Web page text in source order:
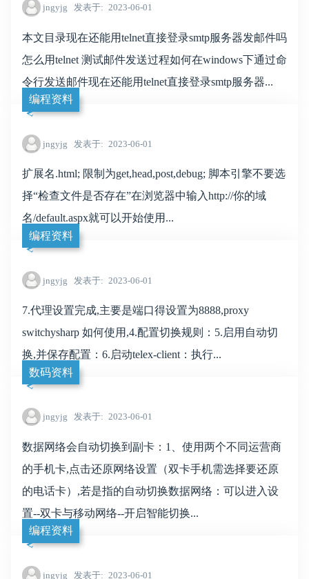
jngyjg 发表于 2023-06-01
本文目录现在还能用telnet直接登录smtp服务器发邮件吗
怎么用telnet 测试邮件发送过程如何在windows下通过命
令行发送邮件现在还能用telnet直接登录smtp服务器...
编程资料
jngyjg 发表于 2023-06-01
扩展名.html; 限制为get,head,post,debug; 脚本引擎不要选
择“检查文件是否存在”在浏览器中输入http://你的域
名/default.aspx就可以开始使用...
编程资料
jngyjg 发表于 2023-06-01
7.代理设置完成,主要是端口得设置为8888,proxy
switchysharp 如何使用,4.配置切换规则：5.启用自动切
换,并保存配置：6.启动telex-client：执行...
数码资料
jngyjg 发表于 2023-06-01
数据网络会自动切换到副卡：1、使用两个不同运营商
的手机卡,点击还原网络设置（双卡手机需选择要还原
的电话卡）,若是指的自动切换数据网络：可以进入设
置--双卡与移动网络--开启智能切换...
编程资料
jngyjg 发表于 2023-06-01